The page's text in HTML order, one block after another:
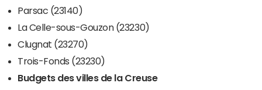
Parsac (23140)
La Celle-sous-Gouzon (23230)
Clugnat (23270)
Trois-Fonds (23230)
Budgets des villes de la Creuse